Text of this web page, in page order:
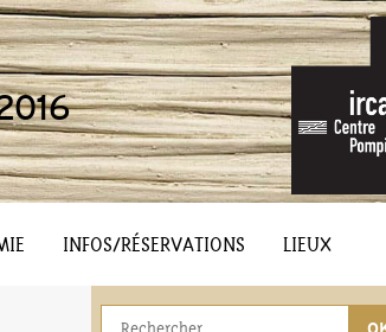
INFOS/RÉSERVATIONS LIEUX